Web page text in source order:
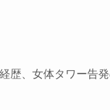
歴、女体タワー告